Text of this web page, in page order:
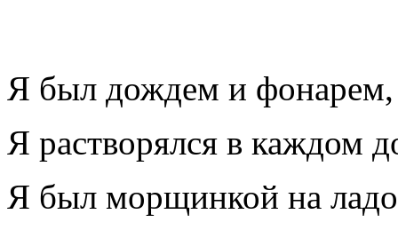
Я был дождем и фонарем,
Я растворялся в каждом
Я был морщинкой на